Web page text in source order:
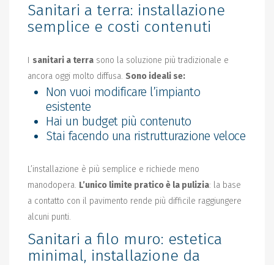
Sanitari a terra: installazione
semplice e costi contenuti
I sanitari a terra sono la soluzione più tradizionale e
ancora oggi molto diffusa. Sono ideali se:
Non vuoi modificare l’impianto
esistente
Hai un budget più contenuto
Stai facendo una ristrutturazione veloce
L’installazione è più semplice e richiede meno
manodopera. L’unico limite pratico è la pulizia: la base
a contatto con il pavimento rende più difficile raggiungere
alcuni punti.
Sanitari a filo muro: estetica
minimal, installazione da